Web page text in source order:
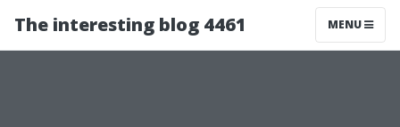
The interesting blog 4461 MENU